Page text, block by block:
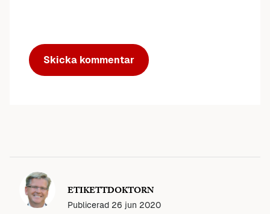
ETIKETTDOKTORN
Publicerad 26 jun 2020